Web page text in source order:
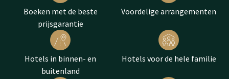
Boeken met de beste
prijsgarantie
Voordelige arrangementen
Hotels in binnen- en
buitenland
Hotels voor de hele familie